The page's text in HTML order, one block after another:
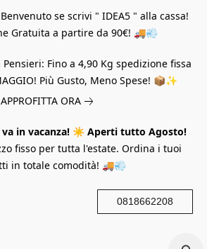
se scrivi " IDEA5 " alla cassa!
Gratuita a partire da 90€! 🚚💨
Fino a 4,90 Kg spedizione fissa
Più Gusto, Meno Spese! 📦✨
APPROFITTA ORA
in vacanza! ☀️ Aperti tutto Agosto!
fisso per tutta l'estate. Ordina i tuoi
in totale comodità! 🚚💨
0818662208